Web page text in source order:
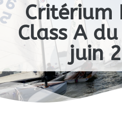
Class A
juin